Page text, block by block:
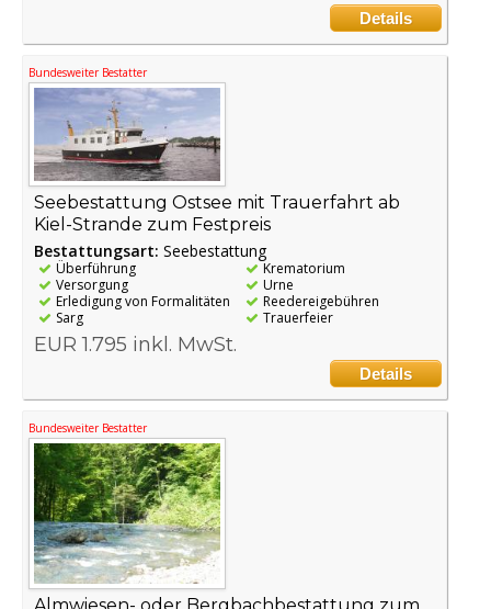
Details
Bundesweiter Bestatter
Seebestattung Ostsee mit Trauerfahrt ab
Kiel-Strande zum Festpreis
Bestattungsart: Seebestattung
Überführung
Versorgung
Erledigung von Formalitäten
Sarg
Krematorium
Urne
Reedereigebühren
Trauerfeier
EUR 1.795 inkl. MwSt.
Details
Bundesweiter Bestatter